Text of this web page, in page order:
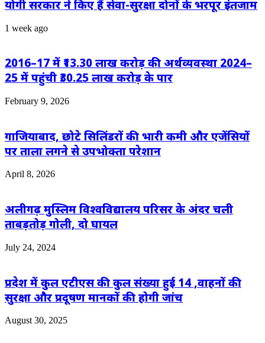
योगी सरकार ने किए हैं सेवा-सुरक्षा दोनों के भरपूर इंतजाम
1 week ago
2016–17 में ₹13.30 लाख करोड़ की अर्थव्यवस्था 2024–
25 में पहुंची ₹30.25 लाख करोड़ के पार
February 9, 2026
गाजियाबाद, छोटे सिलिंडरों की भारी कमी और एजेंसियों
पर ताला लगने से उपभोक्ता परेशान
April 8, 2026
अलीगढ़ मुस्लिम विश्वविद्यालय परिसर के अंदर चली
ताबड़तोड़ गोली, दो घायल
July 24, 2024
प्रदेश में कुल एटीएस की कुल संख्या हुई 14 ,वाहनों की
सुरक्षा और प्रदूषण मानकों की होगी जांच
August 30, 2025